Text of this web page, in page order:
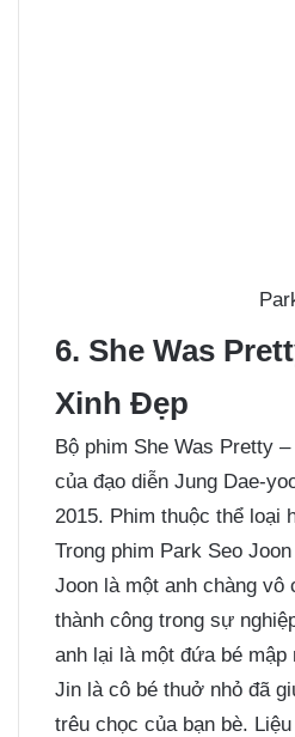
6. She Was
Xinh Đẹp
Bộ phim She Was Pretty
của đạo diễn Jung Dae-
2015. Phim thuộc thể loại
Trong phim Park Seo
Joon là một anh chàng vô
thành công trong sự
anh lại là một đứa bé
Jin là cô bé thuở nhỏ đã
trêu chọc của bạn bè.